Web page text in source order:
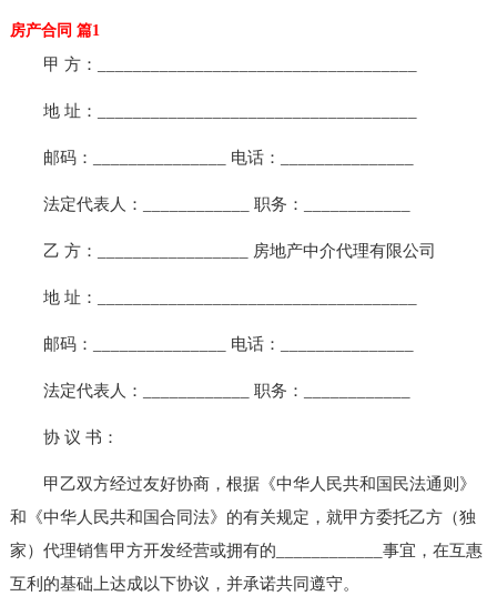
房产合同 篇1
甲 方：____________________________________
地 址：____________________________________
邮码：_______________ 电话：_______________
法定代表人：____________ 职务：____________
乙 方：_________________ 房地产中介代理有限公司
地 址：____________________________________
邮码：_______________ 电话：_______________
法定代表人：____________ 职务：____________
协 议 书：
甲乙双方经过友好协商，根据《中华人民共和国民法通则》
和《中华人民共和国合同法》的有关规定，就甲方委托乙方（独
家）代理销售甲方开发经营或拥有的____________事宜，在互惠
互利的基础上达成以下协议，并承诺共同遵守。